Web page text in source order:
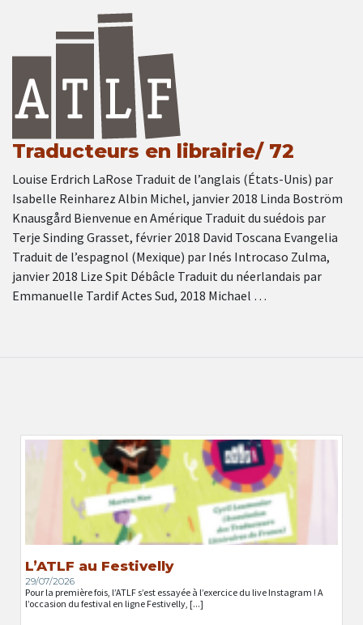
Traducteurs en librairie/ 72
Louise Erdrich LaRose Traduit de l’anglais (États-Unis) par
Isabelle Reinharez Albin Michel, janvier 2018 Linda Boström
Knausgård Bienvenue en Amérique Traduit du suédois par
Terje Sinding Grasset, février 2018 David Toscana Evangelia
Traduit de l’espagnol (Mexique) par Inés Introcaso Zulma,
janvier 2018 Lize Spit Débâcle Traduit du néerlandais par
Emmanuelle Tardif Actes Sud, 2018 Michael …
L’ATLF au Festivelly
29/07/2026
Pour la première fois, l’ATLF s’est essayée à l’exercice du live Instagram ! A
l’occasion du festival en ligne Festivelly, [...]